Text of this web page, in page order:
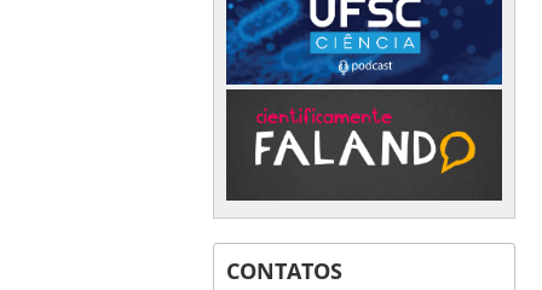
CONTATOS